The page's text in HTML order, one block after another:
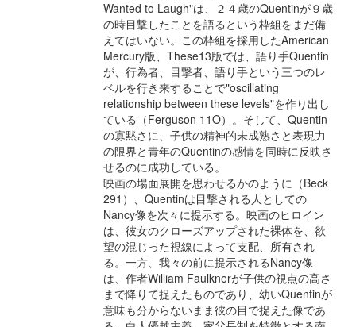
Wanted to Laugh"は、２４歳のQuentinが９歳
の時目撃したことを語るという枠組をまだ備
えてはいない。この枠組を採用したAmerican
Mercury版、These13版では、語り手Quentin
が、行為者、目撃者、語り手という三つのレ
ベルを行き来することで"oscillating
relationship between these levels"を作り出し
ている（Ferguson 11O）。そして、Quentin
の寡黙さに、子供の精神的未成熟さと表現力
の限界と青年のQuentinの感情を同時に反映さ
せるのに成功している。
映画の場面展開を思わせるかのように（Beck
291）、Quentinは目撃される人としての
Nancy像を次々に提示する。映画のヒロイン
は、彼女のクローズアップされた裸体を、欲
望の混じった視線によって支配、所有され
る。一方、我々の前に提示されるNancy像
は、作者William Faulknerが子供の視点の高さ
まで降りて捉えたものであり、幼いQuentinが
意味も分からないまま彼の目で捉えた像であ